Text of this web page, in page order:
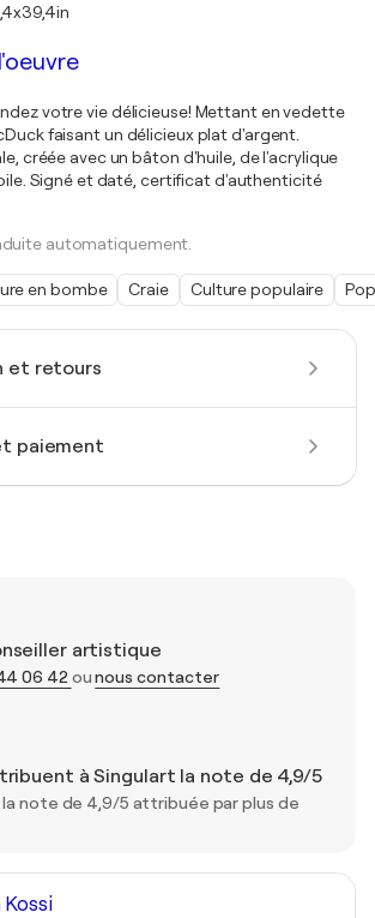
et retours
paiement
artistique
06 42ounous contacter
à Singulart la note de 4,9/5
la note de 4,9/5 attribuée par plus de
votre vie délicieuse! Mettant en vedette
faisant un délicieux plat d'argent.
créée avec un bâton d'huile, de l'acrylique
Signé et daté, certificat d'authenticité
automatiquement.
en bombe Craie Culture populaire